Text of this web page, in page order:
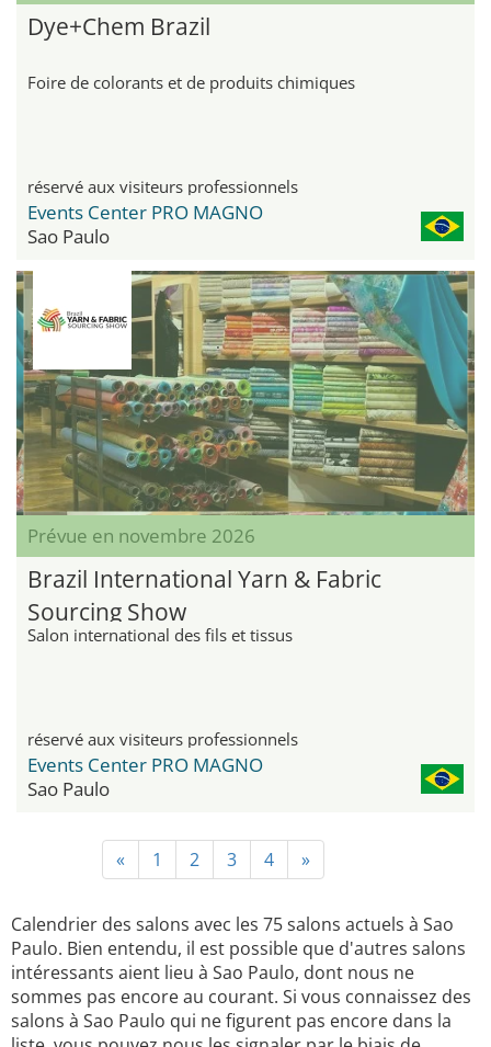
Dye+Chem Brazil
Foire de colorants et de produits chimiques
réservé aux visiteurs professionnels
Events Center PRO MAGNO
Sao Paulo
Prévue en novembre 2026
Brazil International Yarn & Fabric
Sourcing Show
Salon international des fils et tissus
réservé aux visiteurs professionnels
Events Center PRO MAGNO
Sao Paulo
« 1 2 3 4 »
Calendrier des salons avec les 75 salons actuels à Sao
Paulo. Bien entendu, il est possible que d'autres salons
intéressants aient lieu à Sao Paulo, dont nous ne
sommes pas encore au courant. Si vous connaissez des
salons à Sao Paulo qui ne figurent pas encore dans la